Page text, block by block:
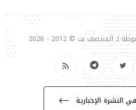
المنتصف نت © 2012 - 2026
النشرة الإخبارية